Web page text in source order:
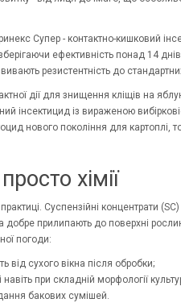
Супер - контактно-кишковий
ефективність понад 14
резистентність до
дії для знищення кліщів на
інсектицид із вираженою
нового покоління для картоплі,
хімії
Суспензійні концентрати
добре прилипають до поверхні
погоди:
сухого вікна після обробки;
при складній морфології
бакових сумішей.